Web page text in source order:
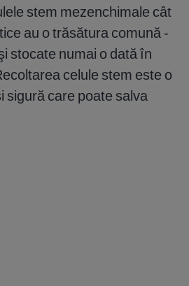
stem mezenchimale cât
au o trăsătura comună -
stocate numai o dată în
celule stem este o
sigură care poate salva